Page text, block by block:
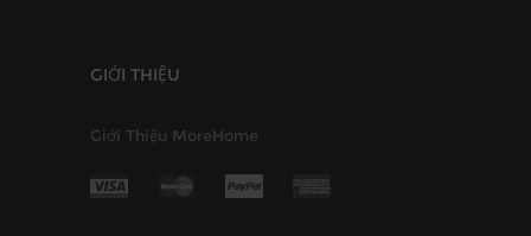
GIỚI THIỆU
Giới Thiệu MoreHome